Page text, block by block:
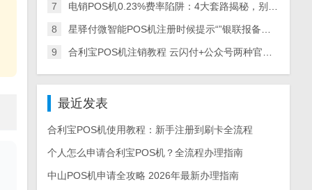
7 电销POS机0.23%费率陷阱：4大套路揭秘，别再上当
8 星驿付微智能POS机注册时候提示“”银联报备失败“怎么办？
9 合利宝POS机注销教程 云闪付+公众号两种官方方法详细步骤
最近发表
合利宝POS机使用教程：新手注册到刷卡全流程
个人怎么申请合利宝POS机？全流程办理指南
中山POS机申请全攻略 2026年最新办理指南